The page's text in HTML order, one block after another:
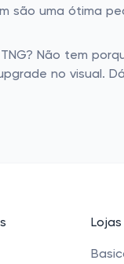
são uma ótima
Não tem
no visual.